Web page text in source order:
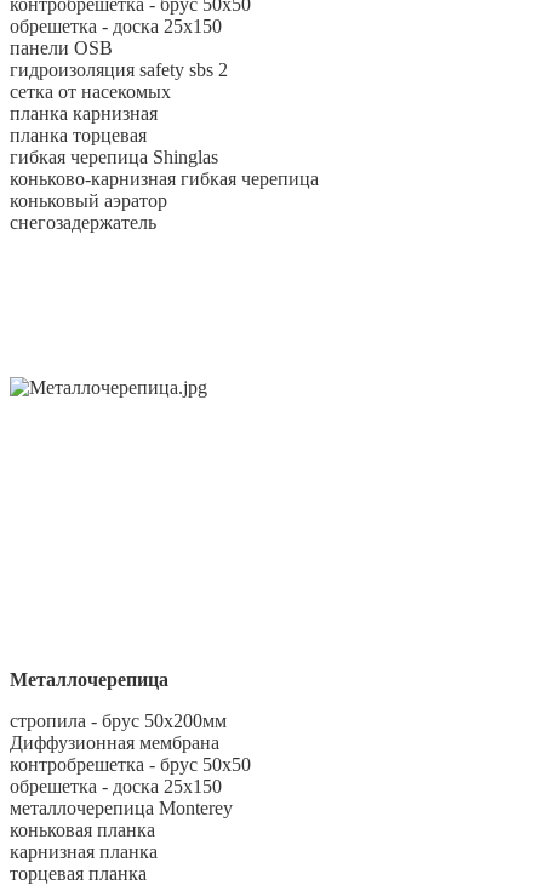
обрешетка - доска 25х150
панели OSB
гидроизоляция safety sbs 2
сетка от насекомых
планка карнизная
планка торцевая
гибкая черепица Shinglas
коньково-карнизная гибкая черепица
коньковый аэратор
снегозадержатель
Металлочерепица
стропила - брус 50х200мм
Диффузионная мембрана
контробрешетка - брус 50х50
обрешетка - доска 25х150
металлочерепица Monterey
коньковая планка
карнизная планка
торцевая планка